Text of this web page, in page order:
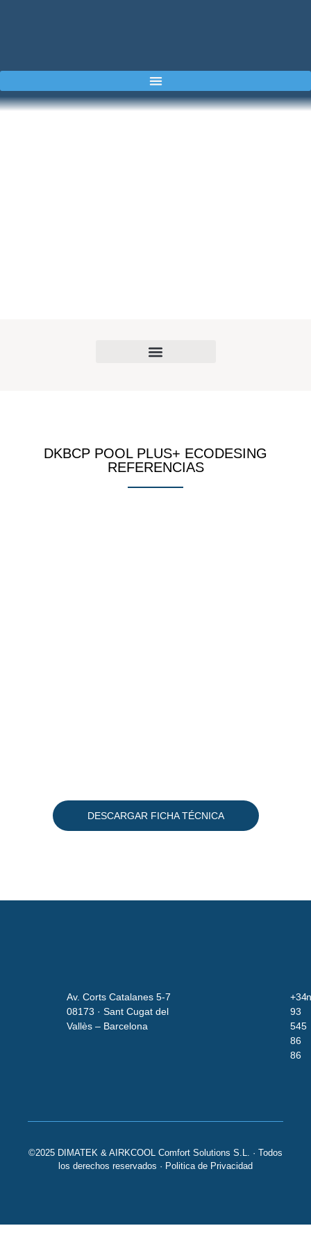
DKBCP POOL PLUS+ ECODESING
REFERENCIAS
DESCARGAR FICHA TÉCNICA
Av. Corts Catalanes 5-7
08173 · Sant Cugat del
Vallès – Barcelona
+34
93
545
86
86
©2025 DIMATEK & AIRKCOOL Comfort Solutions S.L. · Todos
los derechos reservados · Politica de Privacidad